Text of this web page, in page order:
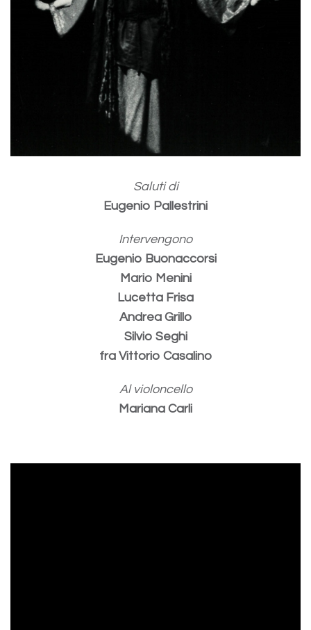
Saluti di
Eugenio Pallestrini
Intervengono
Eugenio Buonaccorsi
Mario Menini
Lucetta Frisa
Andrea Grillo
Silvio Seghi
fra Vittorio Casalino
Al violoncello
Mariana Carli